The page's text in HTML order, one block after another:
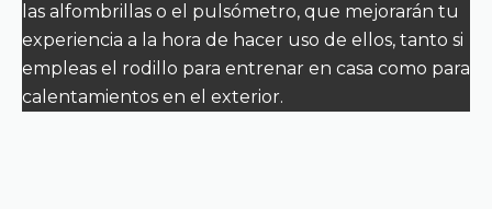
las alfombrillas o el pulsómetro, que mejorarán tu
experiencia a la hora de hacer uso de ellos, tanto si
empleas el rodillo para entrenar en casa como para
calentamientos en el exterior.